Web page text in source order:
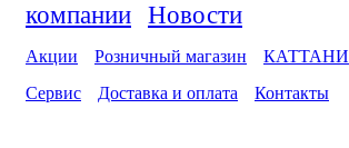
компании Новости
Акции Розничный магазин
КАТТАНИ
Сервис
Доставка и оплата Контакты